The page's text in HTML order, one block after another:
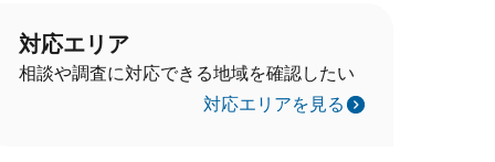
対応エリア
相談や調査に対応できる地域を確認したい
対応エリアを見る